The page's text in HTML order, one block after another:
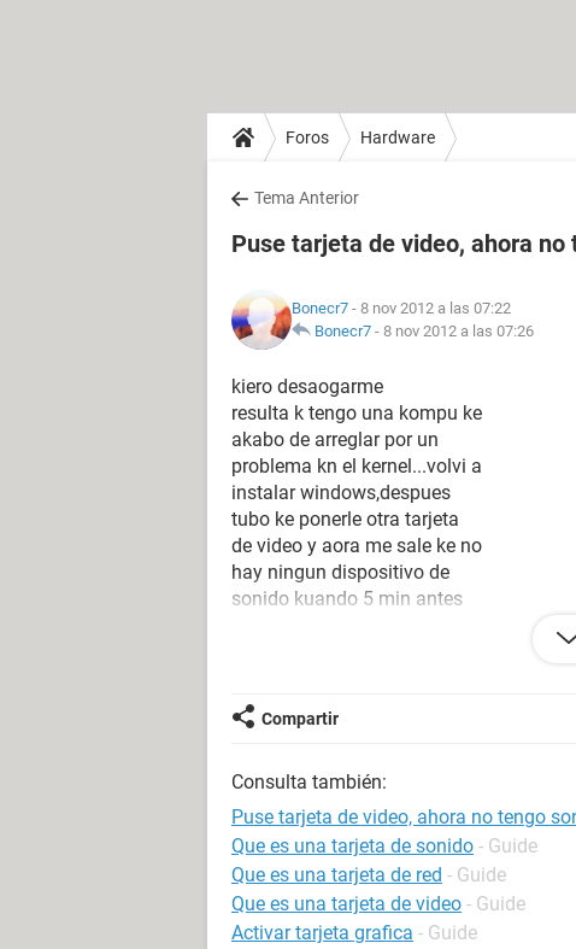
Foros Hardware
Tema Anterior
Puse tarjeta de video, ahora no
Bonecr7 - 8 nov 2012 a las 07:22
Bonecr7 - 8 nov 2012 a las 07:26
kiero desaogarme
resulta k tengo una kompu ke
akabo de arreglar por un
problema kn el kernel...volvi a
instalar windows,despues
tubo ke ponerle otra tarjeta
de video y aora me sale ke no
hay ningun dispositivo de
sonido kuando 5 min antes
kiero komprar otra tarjeta de
sonido ps ya no tengo money
ayudenme,,,
Compartir
Consulta también:
Puse tarjeta de video, ahora no tengo
Que es una tarjeta de sonido - Guide
Que es una tarjeta de red - Guide
Que es una tarjeta de video - Guide
Activar tarjeta grafica - Guide